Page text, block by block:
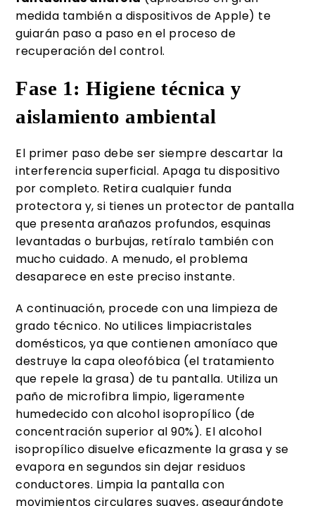
medida también a dispositivos de Apple) te
guiarán paso a paso en el proceso de
recuperación del control.
Fase 1: Higiene técnica y
aislamiento ambiental
El primer paso debe ser siempre descartar la
interferencia superficial. Apaga tu dispositivo
por completo. Retira cualquier funda
protectora y, si tienes un protector de pantalla
que presenta arañazos profundos, esquinas
levantadas o burbujas, retíralo también con
mucho cuidado. A menudo, el problema
desaparece en este preciso instante.
A continuación, procede con una limpieza de
grado técnico. No utilices limpiacristales
domésticos, ya que contienen amoníaco que
destruye la capa oleofóbica (el tratamiento
que repele la grasa) de tu pantalla. Utiliza un
paño de microfibra limpio, ligeramente
humedecido con alcohol isopropílico (de
concentración superior al 90%). El alcohol
isopropílico disuelve eficazmente la grasa y se
evapora en segundos sin dejar residuos
conductores. Limpia la pantalla con
movimientos circulares suaves, asegurándote